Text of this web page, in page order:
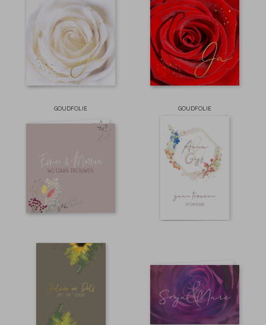
GOUDFOLIE GOUDFOLIE